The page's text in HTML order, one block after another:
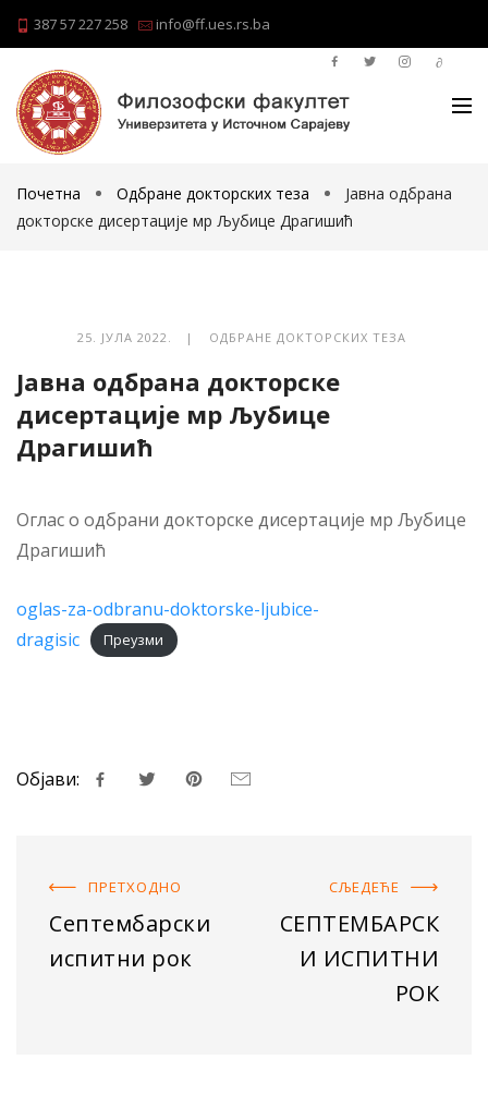
387 57 227 258 info@ff.ues.rs.ba
Почетна Одбране докторских теза
Јавна одбрана
докторске дисертације мр Љубице Драгишић
25. ЈУЛА 2022. | ОДБРАНЕ ДОКТОРСКИХ ТЕЗА
Јавна одбрана докторске
дисертације мр Љубице
Драгишић
Оглас о одбрани докторске дисертације мр Љубице
Драгишић
oglas-za-odbranu-doktorske-ljubice-
dragisic
Преузми
Објави:
ПРЕТХОДНO
Септембарски
испитни рок
СЉЕДЕЋE
СЕПТЕМБАРСК
И ИСПИТНИ
РОК